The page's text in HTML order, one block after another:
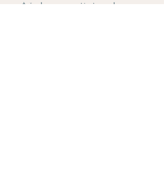
✧ švelnų savęs priėmimą – be